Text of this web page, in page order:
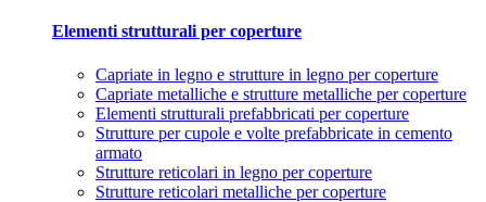
Elementi strutturali per coperture
Capriate in legno e strutture in legno per coperture
Capriate metalliche e strutture metalliche per coperture
Elementi strutturali prefabbricati per coperture
Strutture per cupole e volte prefabbricate in cemento
armato
Strutture reticolari in legno per coperture
Strutture reticolari metalliche per coperture